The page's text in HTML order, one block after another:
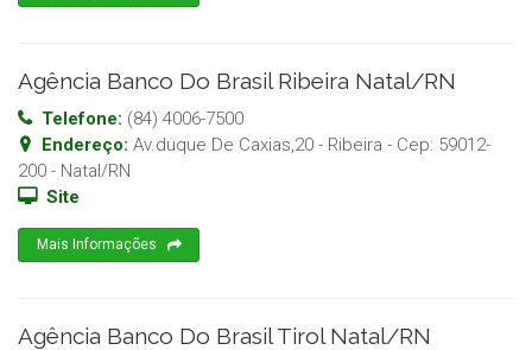
Agência Banco Do Brasil Ribeira Natal/RN
Telefone: (84) 4006-7500
Endereço: Av.duque De Caxias,20 - Ribeira - Cep: 59012-
200 - Natal/RN
Site
Mais Informações
Agência Banco Do Brasil Tirol Natal/RN